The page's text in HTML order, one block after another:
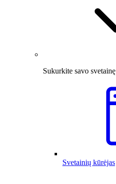
Sukurkite savo svetainę
Svetainių kūrėjas